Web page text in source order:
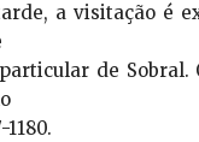
a visitação é
de Sobral.